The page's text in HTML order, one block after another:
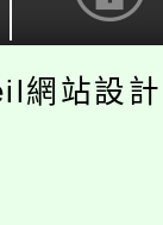
網站設